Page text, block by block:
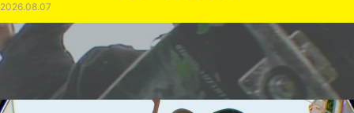
2026.08.07